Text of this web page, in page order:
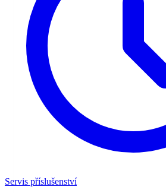
Servis příslušenství